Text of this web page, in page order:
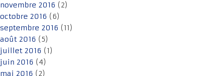
novembre 2016 (2)
octobre 2016 (6)
septembre 2016 (11)
août 2016 (5)
juillet 2016 (1)
juin 2016 (4)
mai 2016 (2)